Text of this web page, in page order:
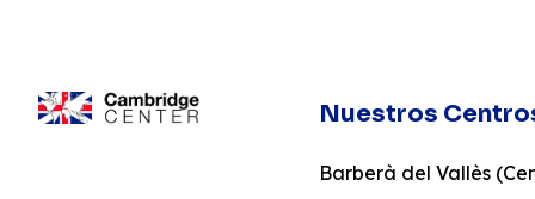
Nuestros
Barberà del Vallès